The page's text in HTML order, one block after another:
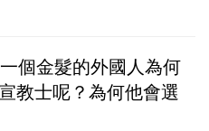
金髮的外國人為何
教士呢？為何他會選